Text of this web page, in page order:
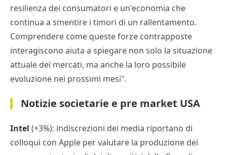
resilienza dei consumatori e un'economia che
continua a smentire i timori di un rallentamento.
Comprendere come queste forze contrapposte
interagiscono aiuta a spiegare non solo la situazione
attuale dei mercati, ma anche la loro possibile
evoluzione nei prossimi mesi".
Notizie societarie e pre market USA
Intel (+3%): indiscrezioni dei media riportano di
colloqui con Apple per valutare la produzione dei